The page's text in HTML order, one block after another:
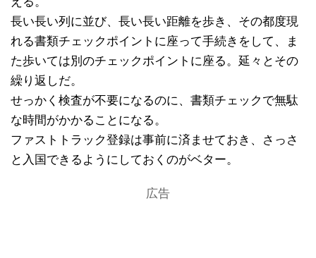
長い長い列に並び、長い長い距離を歩き、その都度現
れる書類チェックポイントに座って手続きをして、ま
た歩いては別のチェックポイントに座る。延々とその
繰り返しだ。
せっかく検査が不要になるのに、書類チェックで無駄
な時間がかかることになる。
ファストトラック登録は事前に済ませておき、さっさ
と入国できるようにしておくのがベター。
広告